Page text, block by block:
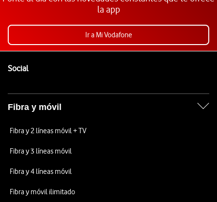
la app
Ir a Mi Vodafone
SocialEnlaces a las redes sociales de Vodafone
Fibra y móvil
Fibra y 2 líneas móvil + TV
Fibra y 3 líneas móvil
Fibra y 4 líneas móvil
Fibra y móvil ilimitado